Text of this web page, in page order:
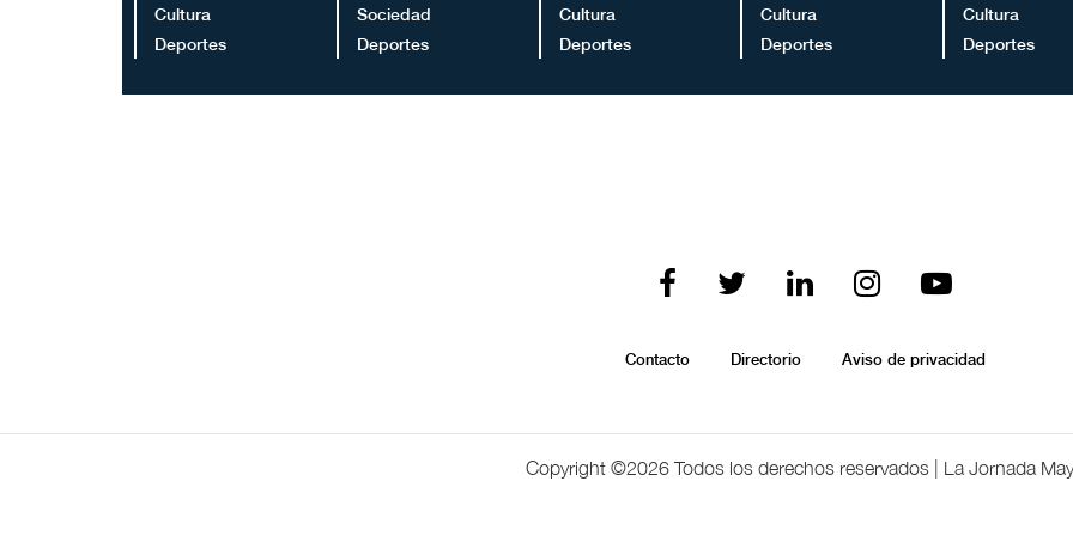
Cultura
Deportes
Sociedad
Deportes
Cultura
Deportes
Cultura
Deportes
Cultura
Deportes
Contacto Directorio Aviso de privacidad
Copyright ©2026 Todos los derechos reservados | La Jornada